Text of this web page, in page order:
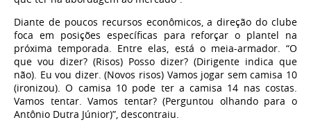
Diante de poucos recursos econômicos, a direção do clube
foca em posições específicas para reforçar o plantel na
próxima temporada. Entre elas, está o meia-armador. “O
que vou dizer? (Risos) Posso dizer? (Dirigente indica que
não). Eu vou dizer. (Novos risos) Vamos jogar sem camisa 10
(ironizou). O camisa 10 pode ter a camisa 14 nas costas.
Vamos tentar. Vamos tentar? (Perguntou olhando para o
Antônio Dutra Júnior)”, descontraiu.